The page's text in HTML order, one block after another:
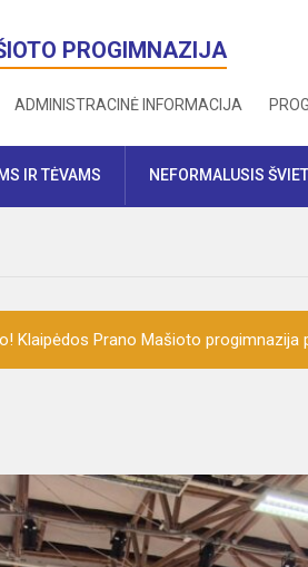
PROGIMNAZIJA
ADMINISTRACINĖ INFORMACIJA
IR TĖVAMS NEFORMALUSIS
Klaipėdos Prano Mašioto